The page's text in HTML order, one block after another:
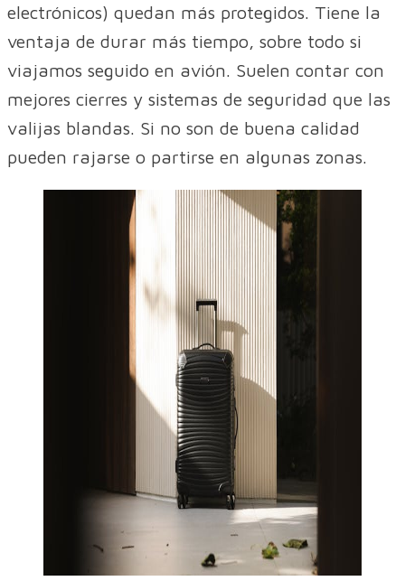
electrónicos) quedan más protegidos. Tiene la
ventaja de durar más tiempo, sobre todo si
viajamos seguido en avión. Suelen contar con
mejores cierres y sistemas de seguridad que las
valijas blandas. Si no son de buena calidad
pueden rajarse o partirse en algunas zonas.